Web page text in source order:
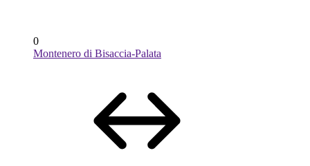
0
Montenero di Bisaccia-Palata